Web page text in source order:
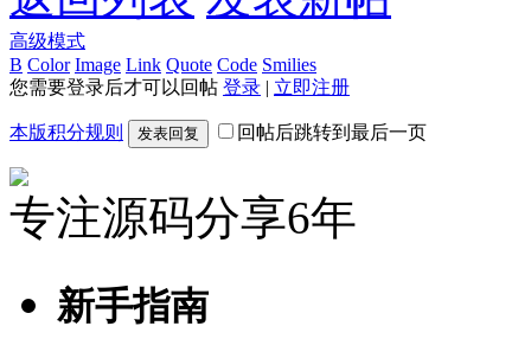
高级模式
B Color Image Link Quote Code Smilies
您需要登录后才可以回帖 登录 | 立即注册
本版积分规则 发表回复 回帖后跳转到最后一页
专注源码分享6年
新手指南